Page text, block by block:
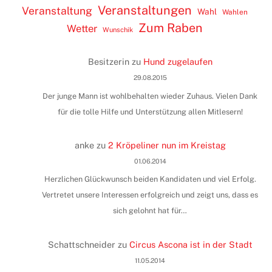
Veranstaltung Veranstaltungen Wahl Wahlen
Wetter Wunschik Zum Raben
Besitzerinzu Hund zugelaufen
29.08.2015
Der junge Mann ist wohlbehalten wieder Zuhaus. Vielen Dank
für die tolle Hilfe und Unterstützung allen Mitlesern!
ankezu 2 Kröpeliner nun im Kreistag
01.06.2014
Herzlichen Glückwunsch beiden Kandidaten und viel Erfolg.
Vertretet unsere Interessen erfolgreich und zeigt uns, dass es
sich gelohnt hat für…
Schattschneider zu Circus Ascona ist in der Stadt
11.05.2014